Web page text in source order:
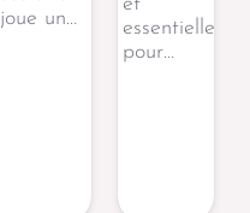
joue un…
et
essentielles
pour…